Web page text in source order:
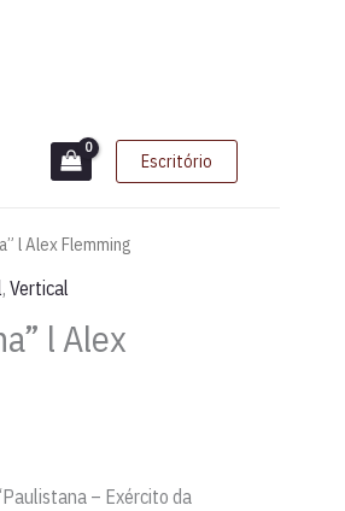
Escritório
l Alex Flemming
, Vertical
l Alex
– Exército da